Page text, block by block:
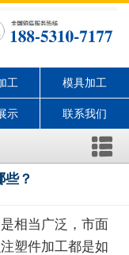
工 模具加工
示 联系我们
？
相当广泛，市面
塑件加工都是如